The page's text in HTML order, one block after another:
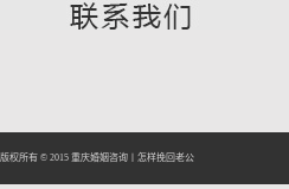
版权所有 © 2015 重庆婚姻咨询 怎样挽回老公